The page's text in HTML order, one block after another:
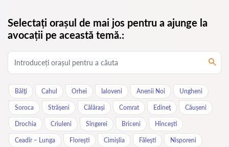
Selectați orașul de mai jos pentru a ajunge la
avocații pe această temă.:
Bălţi Cahul Orhei Ialoveni Anenii Noi Ungheni
Soroca Străşeni Călăraşi Comrat Edineţ Căuşeni
Drochia Criuleni Sîngerei Briceni Hînceşti
Ceadîr – Lunga Floreşti Cimişlia Făleşti Nisporeni